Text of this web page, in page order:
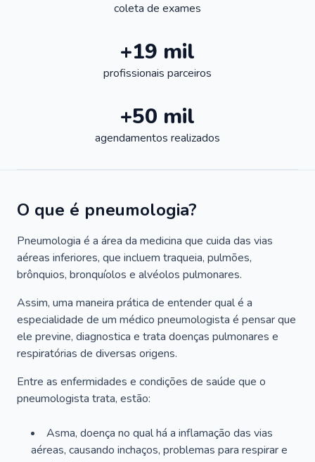
coleta de exames
+19 mil
profissionais parceiros
+50 mil
agendamentos realizados
O que é pneumologia?
Pneumologia é a área da medicina que cuida das vias
aéreas inferiores, que incluem traqueia, pulmões,
brônquios, bronquíolos e alvéolos pulmonares.
Assim, uma maneira prática de entender qual é a
especialidade de um médico pneumologista é pensar que
ele previne, diagnostica e trata doenças pulmonares e
respiratórias de diversas origens.
Entre as enfermidades e condições de saúde que o
pneumologista trata, estão:
Asma, doença no qual há a inflamação das vias
aéreas, causando inchaços, problemas para respirar e